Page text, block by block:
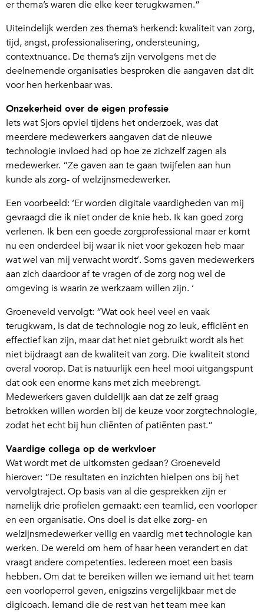
er thema’s waren die elke keer terugkwamen.”
Uiteindelijk werden zes thema’s herkend: kwaliteit van zorg,
tijd, angst, professionalisering, ondersteuning,
contextnuance. De thema’s zijn vervolgens met de
deelnemende organisaties besproken die aangaven dat dit
voor hen herkenbaar was.
Onzekerheid over de eigen professie
Iets wat Sjors opviel tijdens het onderzoek, was dat
meerdere medewerkers aangaven dat de nieuwe
technologie invloed had op hoe ze zichzelf zagen als
medewerker. “Ze gaven aan te gaan twijfelen aan hun
kunde als zorg- of welzijnsmedewerker.
Een voorbeeld: ‘Er worden digitale vaardigheden van mij
gevraagd die ik niet onder de knie heb. Ik kan goed zorg
verlenen. Ik ben een goede zorgprofessional maar er komt
nu een onderdeel bij waar ik niet voor gekozen heb maar
wat wel van mij verwacht wordt’. Soms gaven medewerkers
aan zich daardoor af te vragen of de zorg nog wel de
omgeving is waarin ze werkzaam willen zijn. ‘
Groeneveld vervolgt: “Wat ook heel veel en vaak
terugkwam, is dat de technologie nog zo leuk, efficiënt en
effectief kan zijn, maar dat het niet gebruikt wordt als het
niet bijdraagt aan de kwaliteit van zorg. Die kwaliteit stond
overal voorop. Dat is natuurlijk een heel mooi uitgangspunt
dat ook een enorme kans met zich meebrengt.
Medewerkers gaven duidelijk aan dat ze zelf graag
betrokken willen worden bij de keuze voor zorgtechnologie,
zodat het echt bij hun cliënten of patiënten past.”
Vaardige collega op de werkvloer
Wat wordt met de uitkomsten gedaan? Groeneveld
hierover: “De resultaten en inzichten hielpen ons bij het
vervolgtraject. Op basis van al die gesprekken zijn er
namelijk drie profielen gemaakt: een teamlid, een voorloper
en een organisatie. Ons doel is dat elke zorg- en
welzijnsmedewerker veilig en vaardig met technologie kan
werken. De wereld om hem of haar heen verandert en dat
vraagt andere competenties. Iedereen moet een basis
hebben. Om dat te bereiken willen we iemand uit het team
een voorloperrol geven, enigszins vergelijkbaar met de
digicoach. Iemand die de rest van het team mee kan